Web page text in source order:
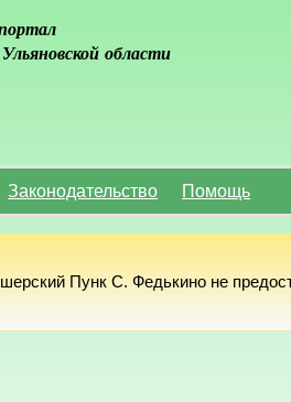
области
Законодательство Помощь
Пунк С. Федькино не